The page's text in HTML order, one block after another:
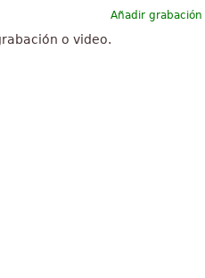
Añadir grabación
o video.